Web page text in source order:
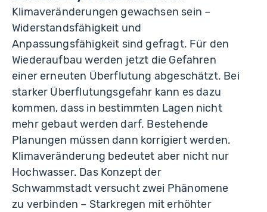
Klimaveränderungen gewachsen sein –
Widerstandsfähigkeit und
Anpassungsfähigkeit sind gefragt. Für den
Wiederaufbau werden jetzt die Gefahren
einer erneuten Überflutung abgeschätzt. Bei
starker Überflutungsgefahr kann es dazu
kommen, dass in bestimmten Lagen nicht
mehr gebaut werden darf. Bestehende
Planungen müssen dann korrigiert werden.
Klimaveränderung bedeutet aber nicht nur
Hochwasser. Das Konzept der
Schwammstadt versucht zwei Phänomene
zu verbinden – Starkregen mit erhöhter